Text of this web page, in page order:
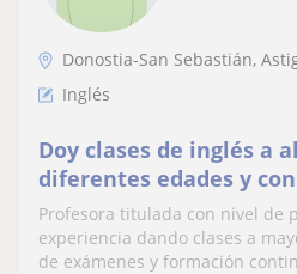
Donostia-San Sebastián,
Inglés
Doy clases de inglés a
diferentes edades y
necesidades formativas
Profesora titulada con nivel de
experiencia dando clases a
de exámenes y formación